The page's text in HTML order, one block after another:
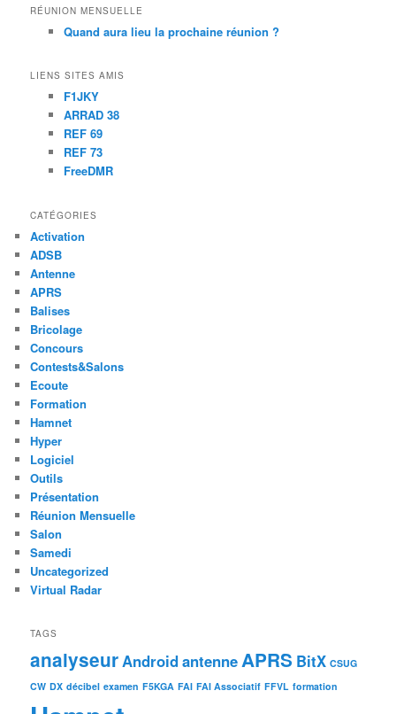
RÉUNION MENSUELLE
Quand aura lieu la prochaine réunion ?
LIENS SITES AMIS
F1JKY
ARRAD 38
REF 69
REF 73
FreeDMR
CATÉGORIES
Activation
ADSB
Antenne
APRS
Balises
Bricolage
Concours
Contests&Salons
Ecoute
Formation
Hamnet
Hyper
Logiciel
Outils
Présentation
Réunion Mensuelle
Salon
Samedi
Uncategorized
Virtual Radar
TAGS
analyseurAndroidantenneAPRS BitX CSUG
CW DX décibel examen F5KGA FAI FAI Associatif FFVL formation